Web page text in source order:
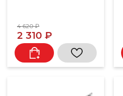
4 620 ₽
2 310 ₽